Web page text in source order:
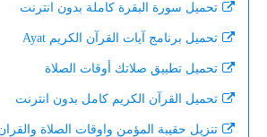
تحميل سورة البقرة كاملة بدون انترنت
تحميل برنامج آيات القرآن الكريم Ayat
تحميل تطبيق صلاتك أوقات الصلاة
تحميل القرآن الكريم كامل بدون انترنت
تنزيل حقيبة المؤمن واوقات الصلاة